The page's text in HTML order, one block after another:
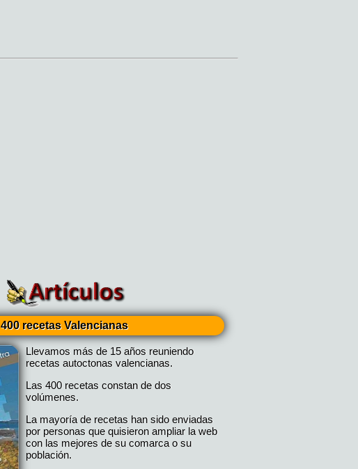
400 recetas Valencianas
Llevamos más de 15 años reuniendo
recetas autoctonas valencianas.
Las 400 recetas constan de dos
volúmenes.
La mayoría de recetas han sido enviadas
por personas que quisieron ampliar la web
con las mejores de su comarca o su
población.